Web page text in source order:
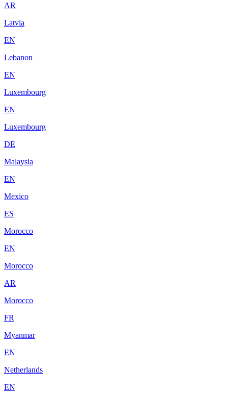
AR
Latvia
EN
Lebanon
EN
Luxembourg
EN
Luxembourg
DE
Malaysia
EN
Mexico
ES
Morocco
EN
Morocco
AR
Morocco
FR
Myanmar
EN
Netherlands
EN